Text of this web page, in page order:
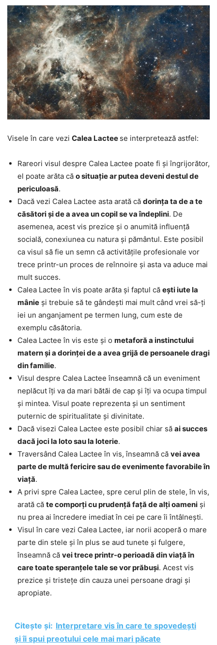
Visele în care vezi Calea Lactee se interpretează astfel:
Rareori visul despre Calea Lactee poate fi și îngrijorător,
el poate arăta că o situație ar putea deveni destul de
periculoasă.
Dacă vezi Calea Lactee asta arată că dorința ta de a te
căsători și de a avea un copil se va îndeplini. De
asemenea, acest vis prezice și o anumită influență
socială, conexiunea cu natura și pământul. Este posibil
ca visul să fie un semn că activitățile profesionale vor
trece printr-un proces de reînnoire și asta va aduce mai
mult succes.
Calea Lactee în vis poate arăta și faptul că ești iute la
mânie și trebuie să te gândești mai mult când vrei să-ți
iei un anganjament pe termen lung, cum este de
exemplu căsătoria.
Calea Lactee în vis este și o metaforă a instinctului
matern și a dorinței de a avea grijă de persoanele dragi
din familie.
Visul despre Calea Lactee înseamnă că un eveniment
neplăcut îți va da mari bătăi de cap și îți va ocupa timpul
și mintea. Visul poate reprezenta și un sentiment
puternic de spiritualitate și divinitate.
Dacă visezi Calea Lactee este posibil chiar să ai succes
dacă joci la loto sau la loterie.
Traversând Calea Lactee în vis, înseamnă că vei avea
parte de multă fericire sau de evenimente favorabile în
viață.
A privi spre Calea Lactee, spre cerul plin de stele, în vis,
arată că te comporți cu prudență față de alți oameni și
nu prea ai încredere imediat în cei pe care îi întâlnești.
Visul în care vezi Calea Lactee, iar norii acoperă o mare
parte din stele și în plus se aud tunete și fulgere,
înseamnă că vei trece printr-o perioadă din viață în
care toate speranțele tale se vor prăbuși. Acest vis
prezice și tristețe din cauza unei persoane dragi și
apropiate.
Citește și: Interpretare vis în care te spovedești
și îi spui preotului cele mai mari păcate